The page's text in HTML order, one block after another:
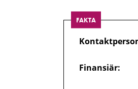
FAKTA
Finansiär: